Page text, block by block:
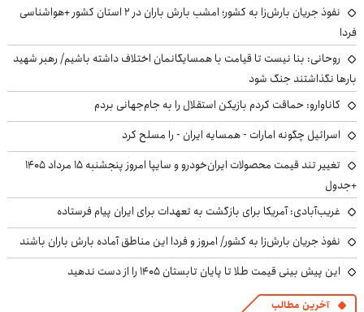
نفوذ جریان بارش‌زا به کشور؛ امشب بارش باران در ۲ استان کشور +هواشناسی
فردا
روحانی: بنا نیست تا قیامت با همسایگانمان اختلاف داشته باشیم/ رهبر شهید
بارها نگذاشتند جنگ شود
کاناوارو: حماقت کردم بازیکن استقلال را به جام‌جهانی بردم
اسرائیل چگونه امارات - همسایه ایران - را مسلح کرد
تغییر تند قیمت محصولات ایران‌خودرو و سایپا امروز پنجشنبه ۱۵ مرداد ۱۴۰۵
+جدول
غریب‌آبادی: آمریکا برای بازگشت به تعهدات برای ایران پیام فرستاده
نفوذ جریان بارش‌زا به کشور/ امروز و فردا این مناطق آماده بارش باران باشند
این پیش بینی قیمت طلا تا پایان تابستان ۱۴۰۵ را از دست ندهید
آخرین مطالب